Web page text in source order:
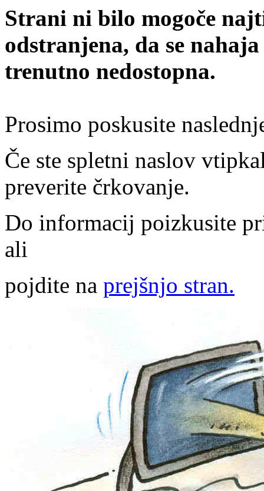
Strani ni bilo mogoče
odstranjena, da se
trenutno nedostopna.
Prosimo poskusite
Če ste spletni naslov
preverite črkovanje.
Do informacij poizkusite
ali
pojdite na prejšnjo stran.